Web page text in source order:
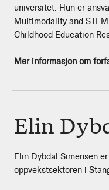
universitet. Hun er
Multimodality and
Childhood Education
Mer informasjon om
Elin
Elin Dybdal Simensen
oppvekstsektoren i